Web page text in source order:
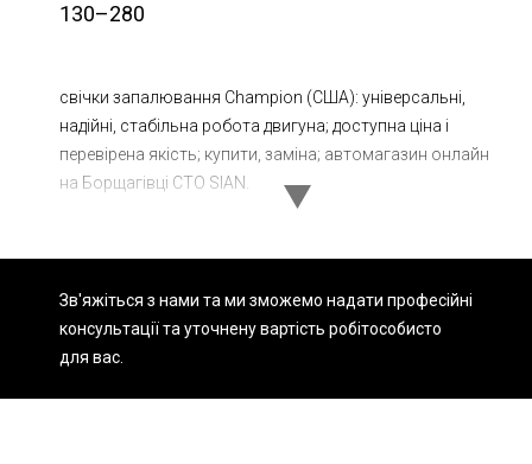
Ходова частина Зчеплення
ГРМ
130–280
Зв'яжіться з нами та ми зможемо надати професійні
консультації та уточнену вартість робітособисто
для вас.
свічки запалювання Champion (США): універсальні,
надійні, стабільна робота двигуна; доступна ціна і
перевірена якість; купити, заміна; автомагазин онлайн
на Борщагівці СТО SIAN.